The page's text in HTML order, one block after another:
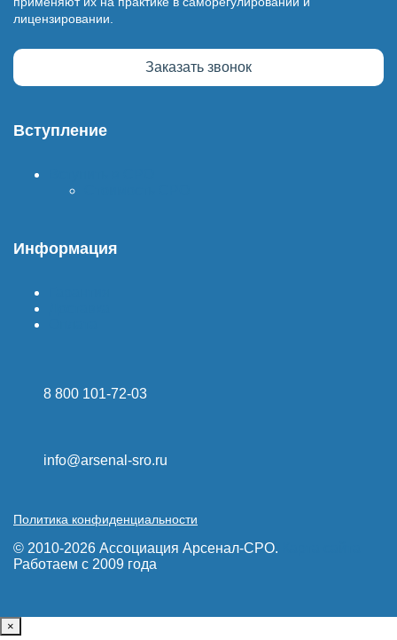
лицензировании.
Заказать звонок
Политика конфиденциальности
Вступление
Информация
8 800 101-72-03
info@arsenal-sro.ru
© 2010-2026 Ассоциация Арсенал-СРО.
Работаем с 2009 года
×